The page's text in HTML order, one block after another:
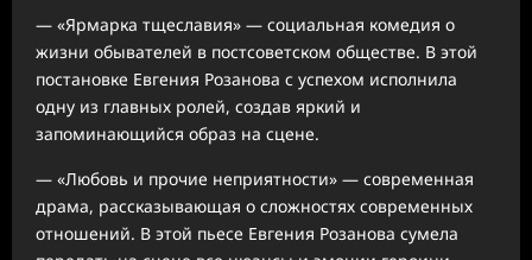
— «Ярмарка тщеславия» — социальная комедия о
жизни обывателей в постсоветском обществе. В этой
постановке Евгения Розанова с успехом исполнила
одну из главных ролей, создав яркий и
запоминающийся образ на сцене.
— «Любовь и прочие неприятности» — современная
драма, рассказывающая о сложностях современных
отношений. В этой пьесе Евгения Розанова сумела